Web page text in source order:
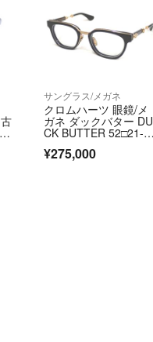
サングラス/メガネ
クロムハーツ 眼鏡/メ
ガネ ダックバター DU
CK BUTTER 52□21-1
ック系 メンズ CHRO
¥275,000